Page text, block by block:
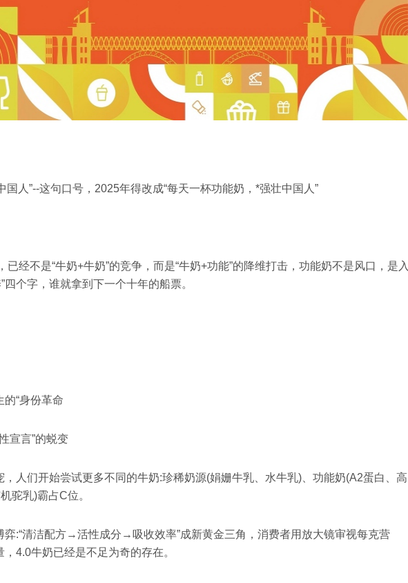
国人”--这句口号，2025年得改成“每天一杯功能奶，*强壮中国人 ”
已经不是“牛奶+牛奶”的竞争，而是“牛奶+功能”的降维打击，功能奶不是风口，是入
四个字，谁就拿到下一个十年的船票。
“身份革命
宣言”的蜕变
，人们开始尝试更多不同的牛奶:珍稀奶源(娟姗牛乳、水牛乳)、功能奶(A2蛋白、高
驼乳)霸占C位。
弈:“清洁配方→活性成分→吸收效率”成新黄金三角，消费者用放大镜审视每克营
4.0牛奶已经是不足为奇的存在。